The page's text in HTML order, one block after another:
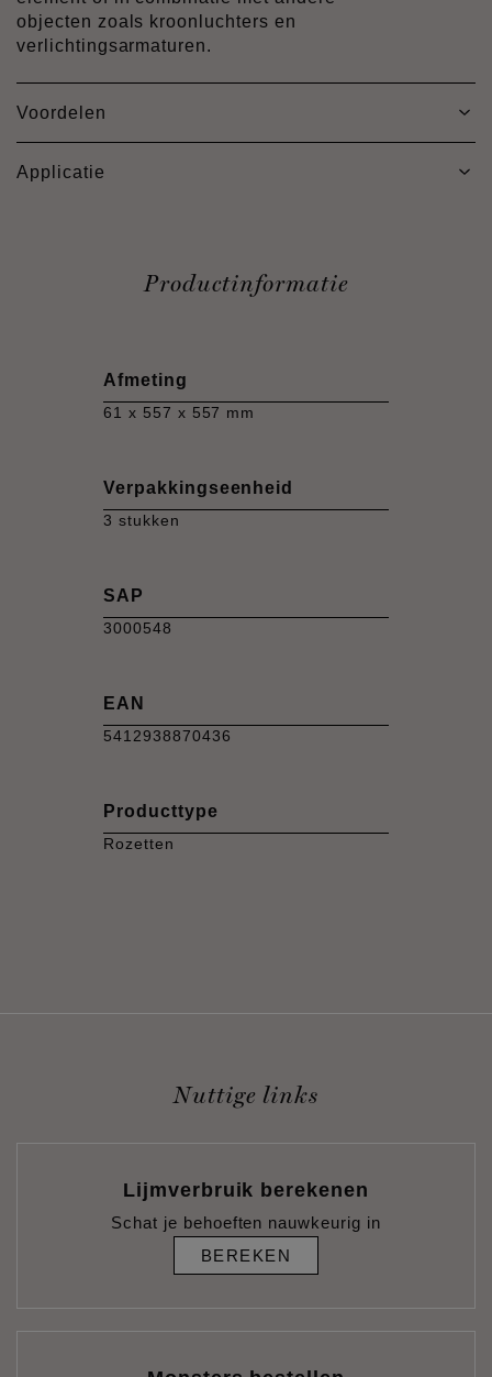
objecten zoals kroonluchters en
verlichtingsarmaturen.
Voordelen
Applicatie
Productinformatie
Afmeting
61 x 557 x 557 mm
Verpakkingseenheid
3 stukken
SAP
3000548
EAN
5412938870436
Producttype
Rozetten
Nuttige links
Lijmverbruik berekenen
Schat je behoeften nauwkeurig in
BEREKEN